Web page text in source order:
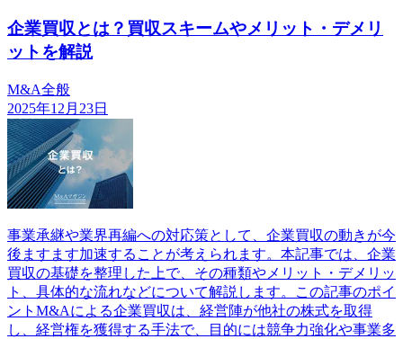
企業買収とは？買収スキームやメリット・デメリ
ットを解説
M&A全般
2025年12月23日
事業承継や業界再編への対応策として、企業買収の動きが今
後ますます加速することが考えられます。本記事では、企業
買収の基礎を整理した上で、その種類やメリット・デメリッ
ト、具体的な流れなどについて解説します。この記事のポイ
ントM&Aによる企業買収は、経営陣が他社の株式を取得
し、経営権を獲得する手法で、目的には競争力強化や事業多